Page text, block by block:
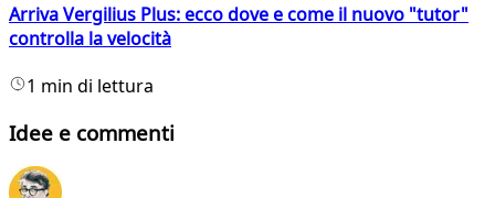
Arriva Vergilius Plus: ecco dove e come il nuovo "tutor"
controlla la velocità
1 min di lettura
Idee e commenti